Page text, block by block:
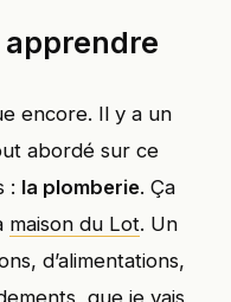
apprendre
encore. Il y a un
abordé sur ce
: la plomberie. Ça
maison du Lot. Un
d’alimentations,
que je vais